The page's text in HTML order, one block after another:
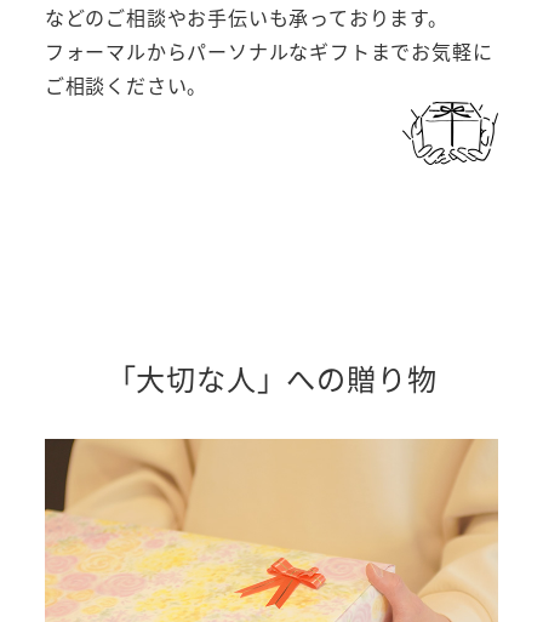
などのご相談やお手伝いも承っております。
フォーマルからパーソナルなギフトまでお気軽に
ご相談ください。
「大切な人」への贈り物